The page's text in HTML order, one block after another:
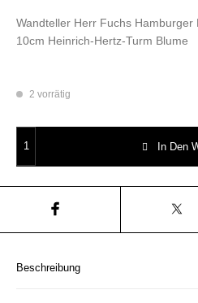
Wandteller Herr Fuchs
10cm Heinrich-Hertz-Turm Blume
2 vorrätig
In Den
Beschreibung